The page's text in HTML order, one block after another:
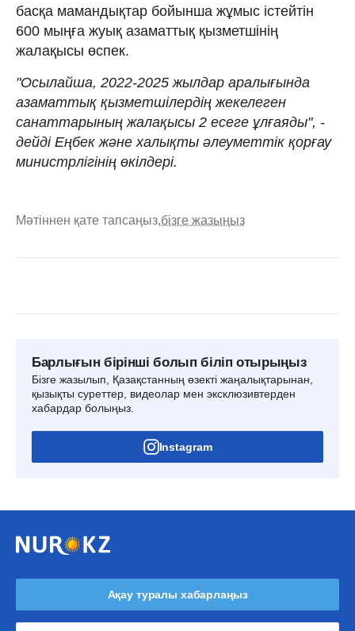
басқа мамандықтар бойынша жұмыс істейтін
600 мыңға жуық азаматтық қызметшінің
жалақысы өспек.
"Осылайша, 2022-2025 жылдар аралығында
азаматтық қызметшілердің жекелеген
санаттарының жалақысы 2 есеге ұлғаяды", -
дейді Еңбек және халықты әлеуметтік қорғау
министрлігінің өкілдері.
Мәтіннен қате тапсаңыз,бізге жазыңыз
Барлығын бірінші болып біліп отырыңыз
Бізге жазылып, Қазақстанның өзекті жаңалықтарынан,
қызықты суреттер, видеолар мен эксклюзивтерден
хабардар болыңыз.
Instagram
Ақау туралы хабарлаңыз